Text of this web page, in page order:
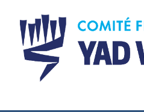
content